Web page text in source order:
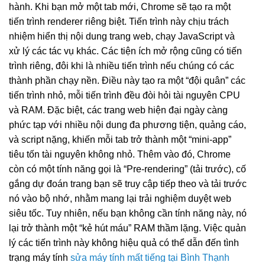
hành. Khi bạn mở một tab mới, Chrome sẽ tạo ra một
tiến trình renderer riêng biệt. Tiến trình này chịu trách
nhiệm hiển thị nội dung trang web, chạy JavaScript và
xử lý các tác vụ khác. Các tiện ích mở rộng cũng có tiến
trình riêng, đôi khi là nhiều tiến trình nếu chúng có các
thành phần chạy nền. Điều này tạo ra một “đội quân” các
tiến trình nhỏ, mỗi tiến trình đều đòi hỏi tài nguyên CPU
và RAM. Đặc biệt, các trang web hiện đại ngày càng
phức tạp với nhiều nội dung đa phương tiện, quảng cáo,
và script nặng, khiến mỗi tab trở thành một “mini-app”
tiêu tốn tài nguyên không nhỏ. Thêm vào đó, Chrome
còn có một tính năng gọi là “Pre-rendering” (tải trước), cố
gắng dự đoán trang bạn sẽ truy cập tiếp theo và tải trước
nó vào bộ nhớ, nhằm mang lại trải nghiệm duyệt web
siêu tốc. Tuy nhiên, nếu bạn không cần tính năng này, nó
lại trở thành một “kẻ hút máu” RAM thầm lặng. Việc quản
lý các tiến trình này không hiệu quả có thể dẫn đến tình
trạng máy tính sửa máy tính mất tiếng tại Bình Thạnh